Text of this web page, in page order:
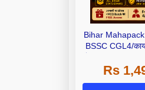
Bihar
BSSC CGL4/
Court, B.Ed.
Rs